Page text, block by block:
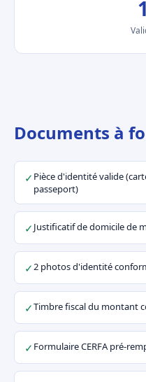
Documents à
✓ Pièce d'identité valide
passeport)
✓Justificatif de domicile de
✓2 photos d'identité
✓Timbre fiscal du montant
✓ Formulaire CERFA pré-